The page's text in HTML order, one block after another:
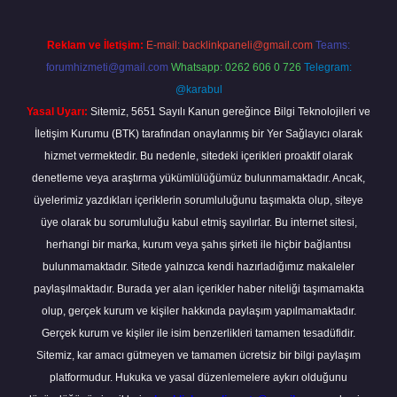
Reklam ve İletişim: E-mail: backlinkpaneli@gmail.com Teams:
forumhizmeti@gmail.com Whatsapp: 0262 606 0 726 Telegram:
@karabul
Yasal Uyarı: Sitemiz, 5651 Sayılı Kanun gereğince Bilgi Teknolojileri ve
İletişim Kurumu (BTK) tarafından onaylanmış bir Yer Sağlayıcı olarak
hizmet vermektedir. Bu nedenle, sitedeki içerikleri proaktif olarak
denetleme veya araştırma yükümlülüğümüz bulunmamaktadır. Ancak,
üyelerimiz yazdıkları içeriklerin sorumluluğunu taşımakta olup, siteye
üye olarak bu sorumluluğu kabul etmiş sayılırlar. Bu internet sitesi,
herhangi bir marka, kurum veya şahıs şirketi ile hiçbir bağlantısı
bulunmamaktadır. Sitede yalnızca kendi hazırladığımız makaleler
paylaşılmaktadır. Burada yer alan içerikler haber niteliği taşımamakta
olup, gerçek kurum ve kişiler hakkında paylaşım yapılmamaktadır.
Gerçek kurum ve kişiler ile isim benzerlikleri tamamen tesadüfidir.
Sitemiz, kar amacı gütmeyen ve tamamen ücretsiz bir bilgi paylaşım
platformudur. Hukuka ve yasal düzenlemelere aykırı olduğunu